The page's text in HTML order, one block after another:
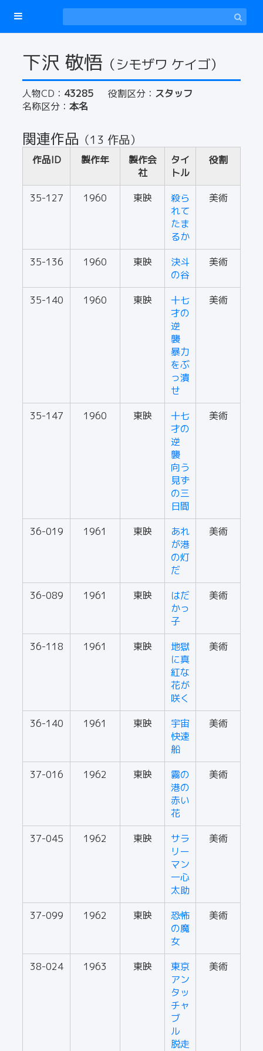
下沢 敬悟 （シモザワ ケイゴ）
人物CD： 43285 役割区分： スタッフ
名称区分： 本名
関連作品 （13 作品）
作品ID 製作年
製作会
社
タイ
トル
役割
35-127 1960 東映
殺ら
れて
たま
るか
美術
35-136 1960 東映
決斗
の谷
美術
35-140 1960 東映
十七
才の
逆
襲
暴力
をぶ
っ潰
せ
美術
35-147 1960 東映
十七
才の
逆
襲
向う
見ず
の三
日間
美術
36-019 1961 東映
あれ
が港
の灯
だ
美術
36-089 1961 東映
はだ
かっ
子
美術
36-118 1961 東映
地獄
に真
紅な
花が
咲く
美術
36-140 1961 東映
宇宙
快速
船
美術
37-016 1962 東映
霧の
港の
赤い
花
美術
37-045 1962 東映
サラ
リー
マン
一心
太助
美術
37-099 1962 東映
恐怖
の魔
女
美術
38-024 1963 東映
東京
アン
タッ
チャ
ブ
ル
脱走
美術